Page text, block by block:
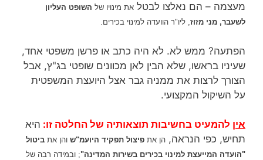
מעצמה – הם נאלצו לבטל את מינויו של השופט העליון
לשעבר, מני מזוז, ליו"ר הוועדה למינוי בכירים.
הפתעה? ממש לא. לא היה כתב או פרשן משפטי אחד,
שעיניו בראשו, שלא הבין לאן מכוונים שופטי בג"ץ, אבל
הצורך לרצות את ממניה גבר אצל היועצת המשפטית
על השיקול המקצועי.
אין להמעיט בחשיבות תוצאותיה של החלטה זו: היא
תחיש, כפי הנראה, הן את פיצול תפקיד היועמ"ש והן את ביטול
"הועדה המייעצת למינוי בכירים בשירות המדינה"; ובמידה רבה של